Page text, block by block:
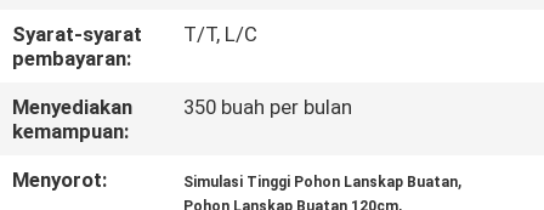
KAMI
BERITA
Syarat-syarat
pembayaran:
T/T, L/C
Menyediakan
kemampuan:
350 buah per bulan
Menyorot: Simulasi Tinggi Pohon Lanskap Buatan,
,